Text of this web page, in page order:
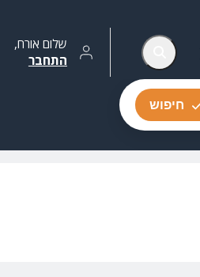
שלום אורח,
התחבר
חיפוש